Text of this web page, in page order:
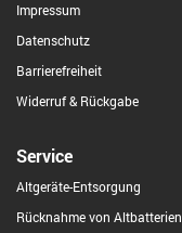
Impressum
Datenschutz
Barrierefreiheit
Widerruf & Rückgabe
Service
Altgeräte-Entsorgung
Rücknahme von Altbatterien